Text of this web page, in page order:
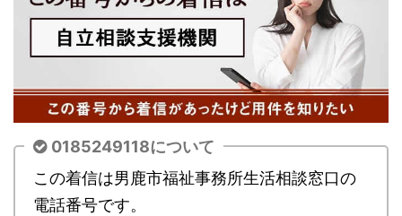
0185249118について
この着信は男鹿市福祉事務所生活相談窓口の
電話番号です。